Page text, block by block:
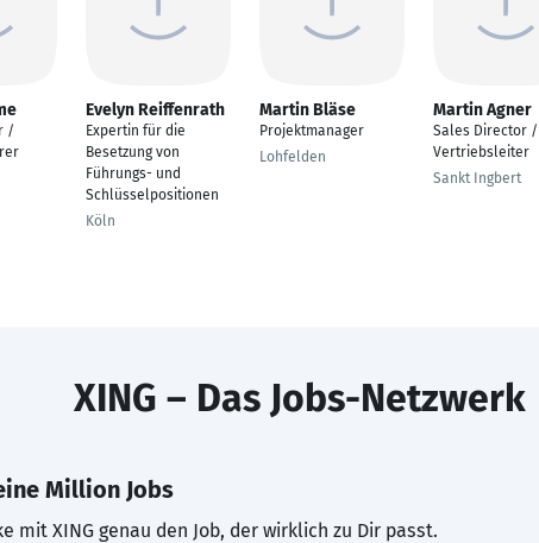
/
Evelyn Reiffenrath
Expertin für die
Besetzung von
Führungs- und
Schlüsselpositionen
Köln
Martin Bläse
Projektmanager
Lohfelden
Martin Agner
Sales Director /
Vertriebsleiter
Sankt Ingbert
XING – Das Jobs-Netzwerk
Million Jobs
mit XING genau den Job, der wirklich zu Dir passt.